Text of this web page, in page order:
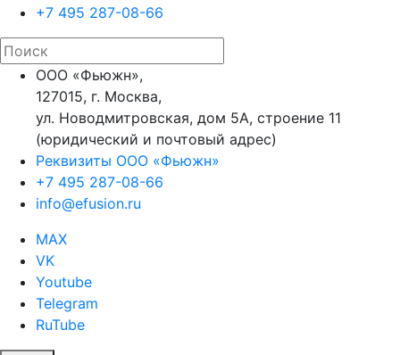
+7 495 287-08-66
ООО «Фьюжн»,
127015, г. Москва,
ул. Новодмитровская, дом 5А, строение 11
(юридический и почтовый адрес)
Реквизиты ООО «Фьюжн»
+7 495 287-08-66
info@efusion.ru
MAX
VK
Youtube
Telegram
RuTube